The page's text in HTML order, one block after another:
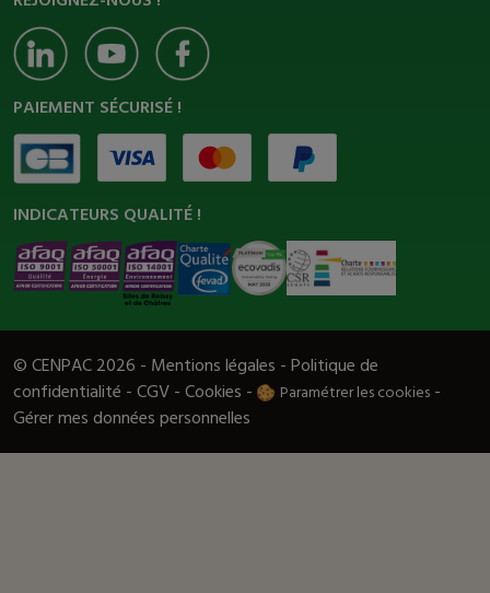
PAIEMENT SÉCURISÉ !
INDICATEURS QUALITÉ !
© CENPAC 2026 - Mentions légales -Politique de
confidentialité -CGV-Cookies - Paramétrer les cookies -
Gérer mes données personnelles